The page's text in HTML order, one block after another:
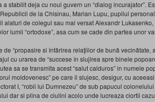
stabilit deja cu noul guvern un “dialog incurajator”.
de la Chisinau, Marian Lupu, pupilul
alaturi de colegul sau mai versat Alexandr
lumii “ortodoxe”, asa cum se cade din partea unor
de “propasire si întărirea relaţiilor de bună vecinătate,
cu urarea de “succese în slujirea spre binele
sa se transmita acest “salut calduros” in numele
moldovenesc” pe care il slujesc, desigur, cu
I, “robii lui Dumnezeu” de sub papucul
dar si plina de ciulini acolo unde lucreaza ciortii